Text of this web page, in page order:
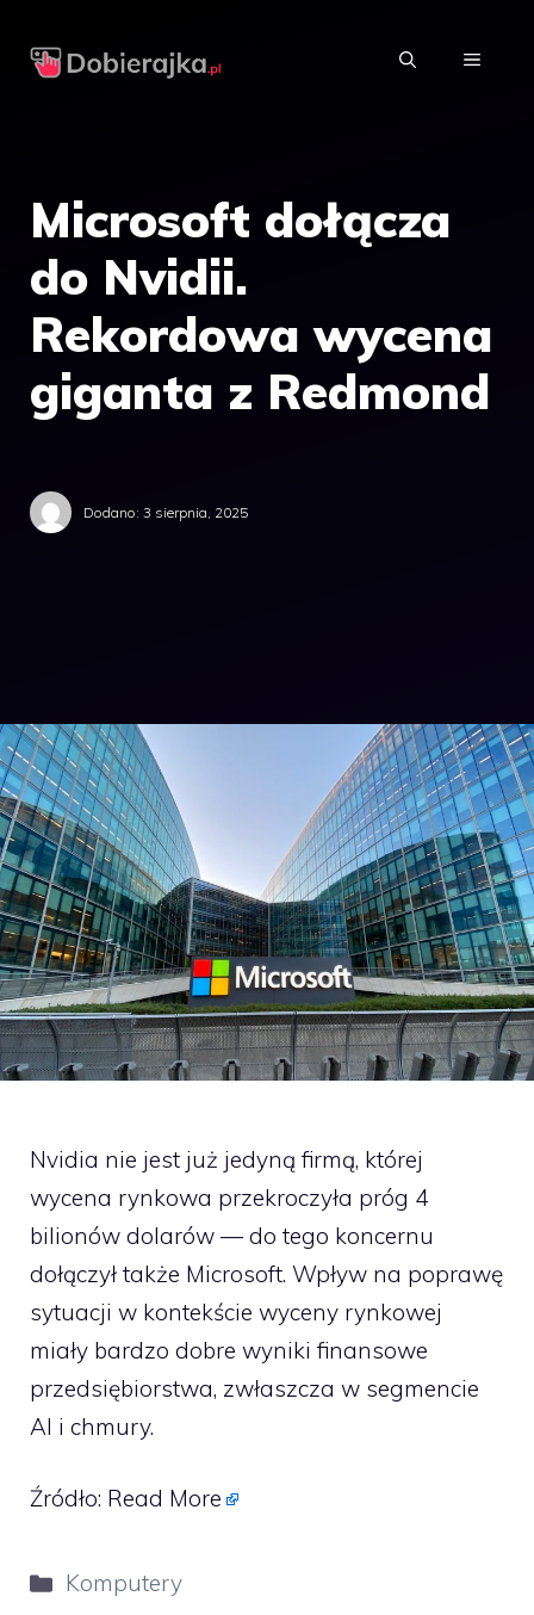
MENU
Microsoft dołącza
do Nvidii.
Rekordowa wycena
giganta z Redmond
Dodano: 3 sierpnia, 2025
Nvidia nie jest już jedyną firmą, której
wycena rynkowa przekroczyła próg 4
bilionów dolarów — do tego koncernu
dołączył także Microsoft. Wpływ na poprawę
sytuacji w kontekście wyceny rynkowej
miały bardzo dobre wyniki finansowe
przedsiębiorstwa, zwłaszcza w segmencie
AI i chmury.
Źródło: Read More
Kategorie
Komputery